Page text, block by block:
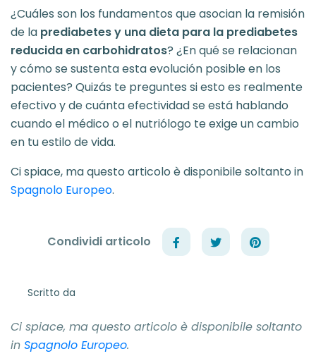
¿Cuáles son los fundamentos que asocian la remisión
de la prediabetes y una dieta para la prediabetes
reducida en carbohidratos? ¿En qué se relacionan
y cómo se sustenta esta evolución posible en los
pacientes? Quizás te preguntes si esto es realmente
efectivo y de cuánta efectividad se está hablando
cuando el médico o el nutriólogo te exige un cambio
en tu estilo de vida.
Ci spiace, ma questo articolo è disponibile soltanto in
Spagnolo Europeo.
Condividi articolo
Scritto da
Ci spiace, ma questo articolo è disponibile soltanto
in Spagnolo Europeo.